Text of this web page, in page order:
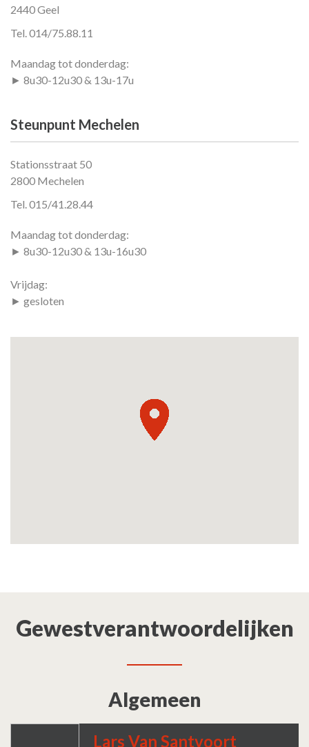
2440 Geel
Tel. 014/75.88.11
Maandag tot donderdag:
► 8u30-12u30 & 13u-17u
Steunpunt Mechelen
Stationsstraat 50
2800 Mechelen
Tel. 015/41.28.44
Maandag tot donderdag:
► 8u30-12u30 & 13u-16u30
Vrijdag:
► gesloten
Gewestverantwoordelijken
Algemeen
Lars Van Santvoort